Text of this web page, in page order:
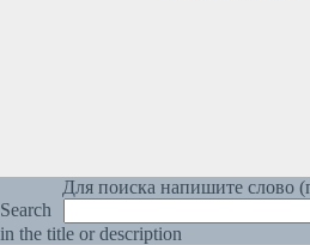
Для поиска напишите слово
Search
in the title or description